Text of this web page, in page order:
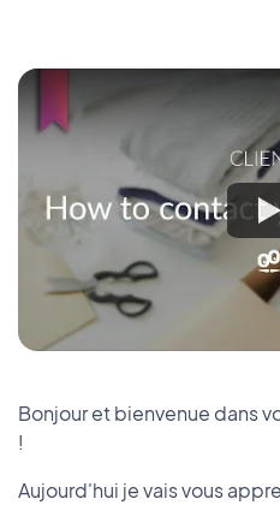
Bonjour et bienvenue dans
!
Aujourd'hui je vais vous